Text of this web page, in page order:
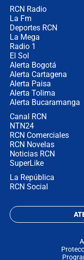
RCN Radio
La Fm
Deportes RCN
La Mega
Radio 1
El Sol
Alerta Bogotá
Alerta Cartagena
Alerta Paisa
Alerta Tolima
Alerta Bucaramanga
Canal RCN
NTN24
RCN Comerciales
RCN Novelas
Noticias RCN
SuperLike
La República
RCN Social